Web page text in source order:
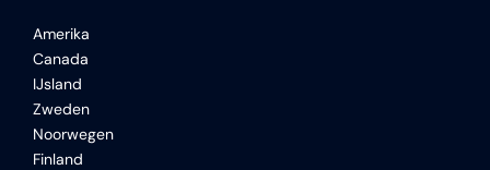
Amerika
Canada
IJsland
Zweden
Noorwegen
Finland